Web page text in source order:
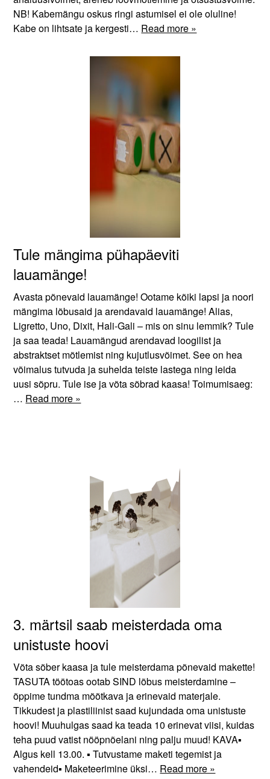
NB! Kabemängu oskus ringi astumisel ei ole oluline!
Kabe on lihtsate ja kergesti… Read more »
Tule mängima pühapäeviti
lauamänge!
Avasta põnevaid lauamänge! Ootame kõiki lapsi ja noori
mängima lõbusaid ja arendavaid lauamänge! Alias,
Ligretto, Uno, Dixit, Hali-Gali – mis on sinu lemmik? Tule
ja saa teada! Lauamängud arendavad loogilist ja
abstraktset mõtlemist ning kujutlusvõimet. See on hea
võimalus tutvuda ja suhelda teiste lastega ning leida
uusi sõpru. Tule ise ja võta sõbrad kaasa! Toimumisaeg:
… Read more »
3. märtsil saab meisterdada oma
unistuste hoovi
Võta sõber kaasa ja tule meisterdama põnevaid makette!
TASUTA töötoas ootab SIND lõbus meisterdamine –
õppime tundma mõõtkava ja erinevaid materjale.
Tikkudest ja plastiliinist saad kujundada oma unistuste
hoovi! Muuhulgas saad ka teada 10 erinevat viisi, kuidas
teha puud vatist nööpnõelani ning palju muud! KAVA▪
Algus kell 13.00. ▪ Tutvustame maketi tegemist ja
vahendeid▪ Maketeerimine üksi… Read more »